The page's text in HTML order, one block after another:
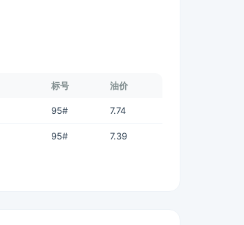
标号 油价
95# 7.74
95# 7.39